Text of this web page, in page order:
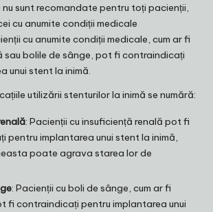
sunt recomandate pentru toți pacienții,
cu anumite condiții medicale
cu anumite condiții medicale, cum ar fi
sau bolile de sânge, pot fi contraindicați
unui stent la inimă.
utilizării stenturilor la inimă se numără:
: Pacienții cu insuficiență renală pot fi
pentru implantarea unui stent la inimă,
poate agrava starea lor de
: Pacienții cu boli de sânge, cum ar fi
fi contraindicați pentru implantarea unui